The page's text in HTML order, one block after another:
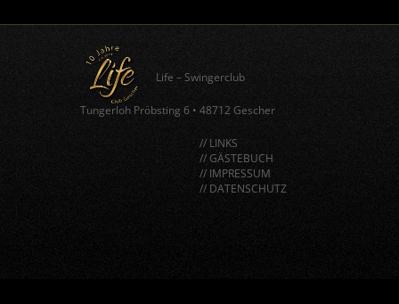
Life – Swingerclub
Tungerloh Pröbsting 6 • 48712 Gescher
// LINKS
// GÄSTEBUCH
// IMPRESSUM
// DATENSCHUTZ